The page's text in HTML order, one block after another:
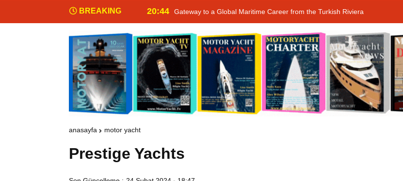
BREAKING
NEWS
20:44 Gateway to a Global Maritime Career from the Turkish Riviera
anasayfa motor yacht
Prestige Yachts